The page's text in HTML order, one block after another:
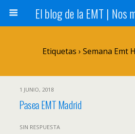
Etiquetas › Semana Emt
1 JUNIO, 2018
Pasea EMT Madrid
SIN RESPUESTA